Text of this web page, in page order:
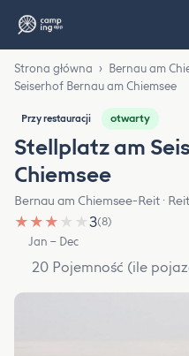
Strona główna › Bernau am
Seiserhof Bernau am Chiemsee
Przy restauracji otwarty
Stellplatz am
Chiemsee
Bernau am Chiemsee-Reit ·
★ ★ ★ ★ ★3(8)
Jan – Dec
20 Pojemność (ile